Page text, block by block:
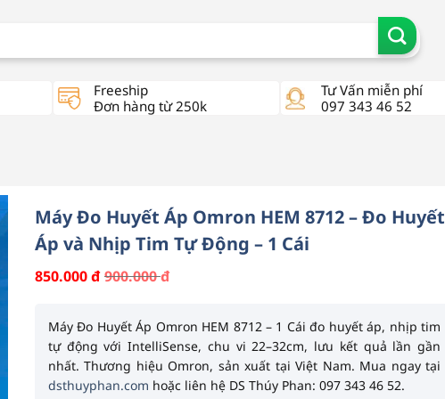
Freeship
Đơn hàng từ 250k
Tư Vấn miễn phí
097 343 46 52
Máy Đo Huyết Áp Omron HEM 8712 – Đo Huyết
Áp và Nhịp Tim Tự Động – 1 Cái
900.000đ
Giá
900.000 đ.
850.000đ
Giá
là:
850.000 đ.
Máy Đo Huyết Áp Omron HEM 8712 – 1 Cái đo huyết áp, nhịp tim
tự động vớiIntelliSense, chu vi 22–32cm, lưu kết quả lần gần
nhất. Thương hiệuOmron, sản xuất tại Việt Nam. Mua ngay tại
dsthuyphan.com hoặc liên hệ DS Thúy Phan: 097 343 46 52.